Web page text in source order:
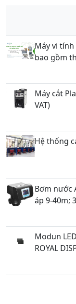
Máy vi tính
bao gồm
Máy cắt
VAT)
Hệ thống
Bơm nước
áp 9-40m;
Modun
ROYAL